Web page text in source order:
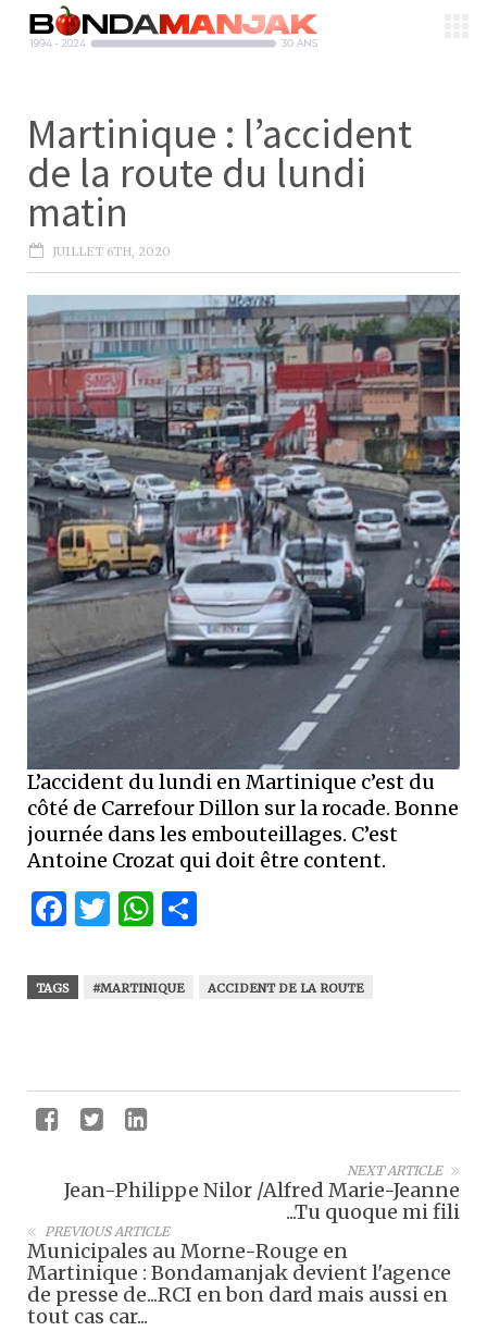
Martinique : l’accident
de la route du lundi
matin
JUILLET 6TH, 2020
L’accident du lundi en Martinique c’est du
côté de Carrefour Dillon sur la rocade. Bonne
journée dans les embouteillages. C’est
Antoine Crozat qui doit être content.
Facebook
Twitter
WhatsApp
TAGS #MARTINIQUE ACCIDENT DE LA ROUTE
NEXT ARTICLE
Jean-Philippe Nilor /Alfred Marie-Jeanne
...Tu quoque mi fili
PREVIOUS ARTICLE
Municipales au Morne-Rouge en
Martinique : Bondamanjak devient l'agence
de presse de...RCI en bon dard mais aussi en
tout cas car...